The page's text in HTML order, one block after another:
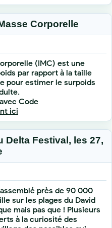
Corporelle
(IMC) est une
par rapport à la taille
pour estimer le surpoids
Code
ici
Delta Festival, les 27,
près de 90 000
sur les plages du David
mais pas que ! Plusieurs
à la curiosité des